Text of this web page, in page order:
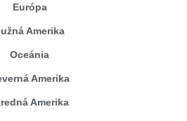
Európa
Amerika
Oceánia
Amerika
Amerika